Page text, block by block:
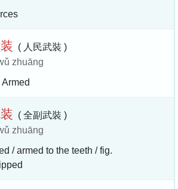
装 ( 人民武裝 )
zhuāng
装 ( 全副武裝 )
zhuāng
/ armed to the teeth / fig.